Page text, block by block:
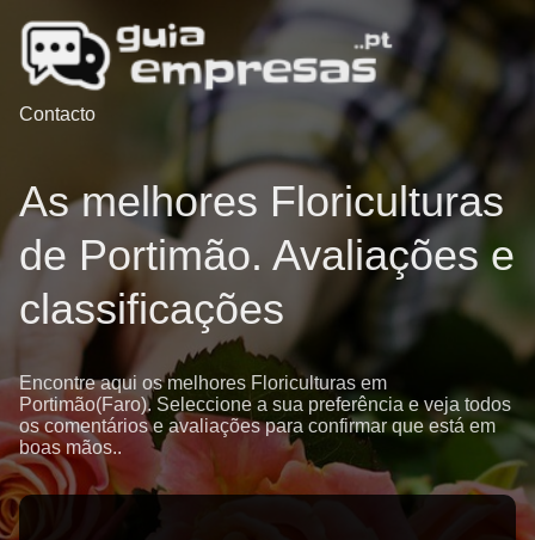
Contacto
As melhores Floriculturas
de Portimão. Avaliações e
classificações
Encontre aqui os melhores Floriculturas em
Portimão(Faro). Seleccione a sua preferência e veja todos
os comentários e avaliações para confirmar que está em
boas mãos..